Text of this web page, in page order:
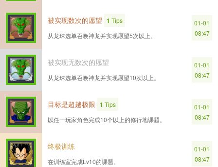
被实现数次的愿望 1 Tips
从龙珠选单召唤神龙并实现愿望5次以上。
01-01
08:47
被实现无数次的愿望
从龙珠选单召唤神龙并实现愿望10次以上。
01-01
08:47
目标是超越极限 1 Tips
以任一玩家角色完成10个以上的修行地课题。
01-01
08:47
终极训练
在训练室完成Lv10的课题。
01-01
08:47